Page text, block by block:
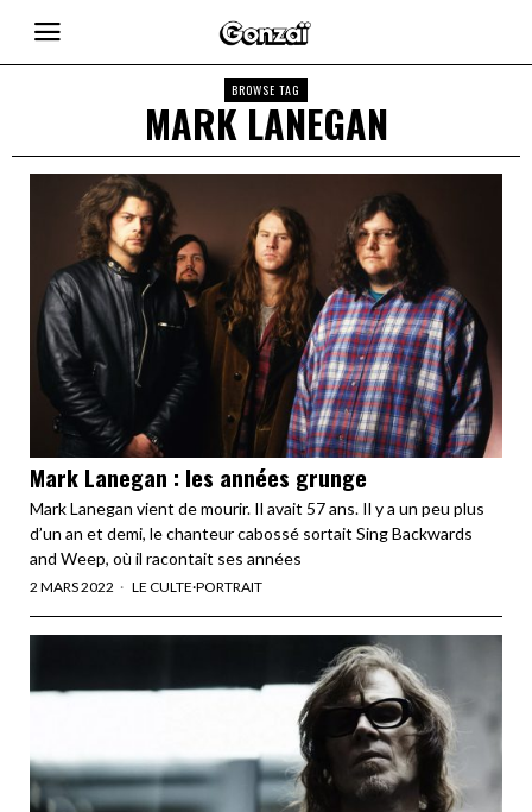
BROWSE TAG
MARK LANEGAN
Mark Lanegan : les années grunge
Mark Lanegan vient de mourir. Il avait 57 ans. Il y a un peu plus
d’un an et demi, le chanteur cabossé sortait Sing Backwards
and Weep, où il racontait ses années
2 MARS 2022 LE CULTE·PORTRAIT